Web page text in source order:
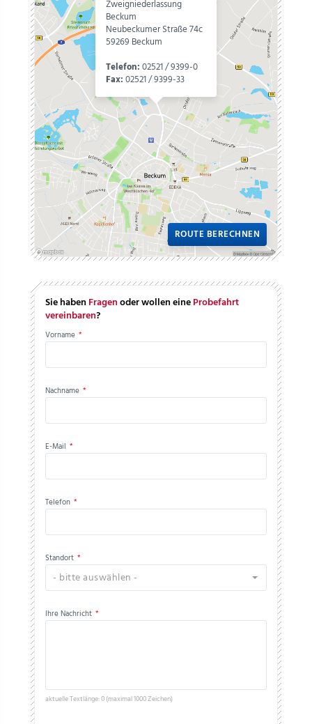
Zweigniederlassung
Beckum
Neubeckumer Straße 74c
59269 Beckum
Telefon:02521 / 9399-0
Fax:02521 / 9399-33
ROUTE BERECHNEN
Sie haben Fragenoder wollen eineProbefahrt
vereinbaren?
Vorname *
Nachname *
E-Mail *
Telefon *
Standort *
- bitte auswählen -
Ihre Nachricht *
aktuelle Textlänge: 0 (maximal 1000 Zeichen)